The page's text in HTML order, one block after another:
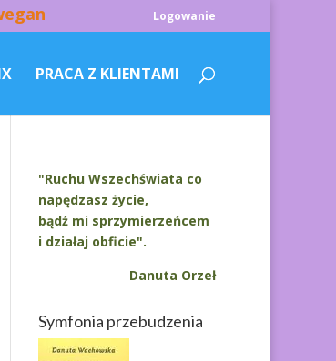
Logowanie
PRACA Z KLIENTAMI
"Ruchu Wszechświata co
napędzasz życie,
bądź mi sprzymierzeńcem
i działaj obficie".
Danuta Orzeł
Symfonia przebudzenia